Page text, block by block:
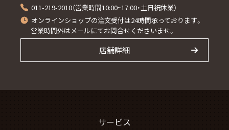
011-219-2010（営業時間10:00~17:00・土日祝休業）
オンラインショップの注文受付は24時間承っております。
営業時間外はメールにてお問合せくださいませ。
店舗詳細
サービス